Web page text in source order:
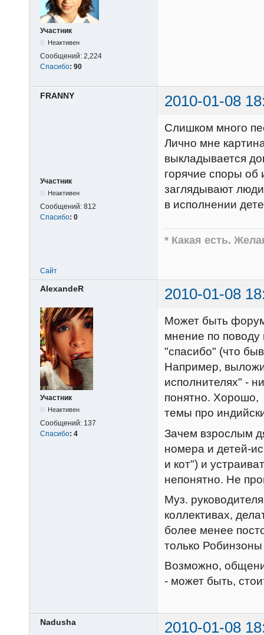
Участник
Неактивен
Сообщений: 2,224
Спасибо: 90
FRANNY 2010-01-08
Участник
Неактивен
Сообщений: 812
Спасибо: 0
Слишком много
Лично мне
выкладывается
горячие споры об
заглядывают
в исполнении
* Какая есть.
Сайт
AlexandeR 2010-01-08
Участник
Неактивен
Сообщений: 137
Спасибо: 4
Может быть
мнение по поводу
"спасибо" (что
Например,
исполнителях" -
понятно. Хорошо,
темы про
Зачем взрослым
номера и детей-
и кот") и
непонятно. Не
Муз.
коллективах,
более менее
только
Возможно,
- может быть,
Nadusha 2010-01-08